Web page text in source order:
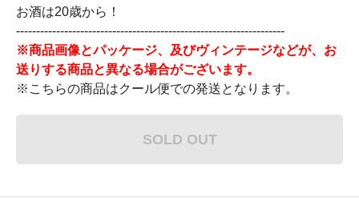
お酒は20歳から！
-------------------------------------------------------------------
※商品画像とパッケージ、及びヴィンテージなどが、お
送りする商品と異なる場合がございます。
※こちらの商品はクール便での発送となります。
SOLD OUT